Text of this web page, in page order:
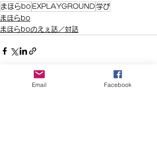
まほらbo EXPLAYGROUND 学び
まほらbo
まほらboのえぇ話／対話
Email Facebook